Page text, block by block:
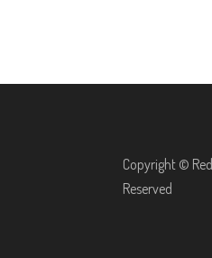
Copyright ©
Reserved